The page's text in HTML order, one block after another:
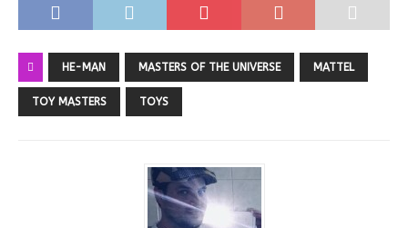
HE-MAN MASTERS OF THE UNIVERSE MATTEL
TOY MASTERS TOYS